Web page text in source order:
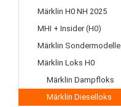
Märklin H0 NH 2025
MHI + Insider (H0)
Märklin Sondermodelle
Märklin Loks H0
Märklin Dampfloks
Märklin Dieselloks